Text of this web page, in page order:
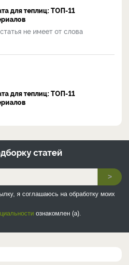
для теплиц: ТОП-11
не имеет от слова
для теплиц: ТОП-11
статей
>
я соглашаюсь на обработку моих
ознакомлен (а).